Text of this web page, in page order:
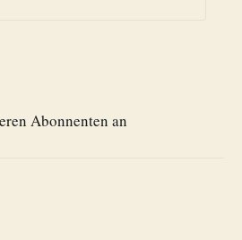
Abonnenten an